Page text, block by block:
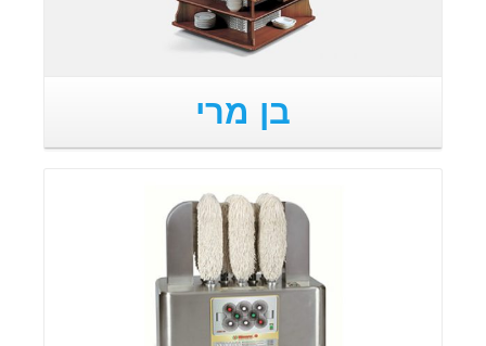
בן מרי